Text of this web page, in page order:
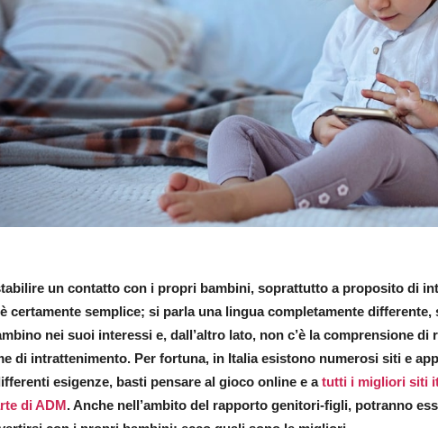
un contatto con i propri bambini, soprattutto a proposito di
certamente semplice; si parla una lingua completamente differente,
nei suoi interessi e, dall’altro lato, non c’è la comprensione di
di intrattenimento. Per fortuna, in Italia esistono numerosi siti e
esigenze, basti pensare al gioco online e atutti i migliori siti
di ADM. Anche nell’ambito del rapporto genitori-figli, potranno